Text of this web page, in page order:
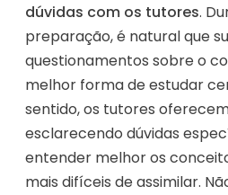
dúvidas com os tutores.
preparação, é natural que
questionamentos sobre o
melhor forma de estudar
sentido, os tutores
esclarecendo dúvidas
entender melhor os
mais difíceis de assimilar.